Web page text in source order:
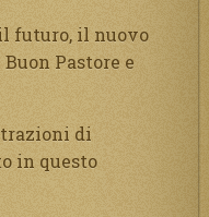
futuro, il nuovo
Pastore e
di
in questo